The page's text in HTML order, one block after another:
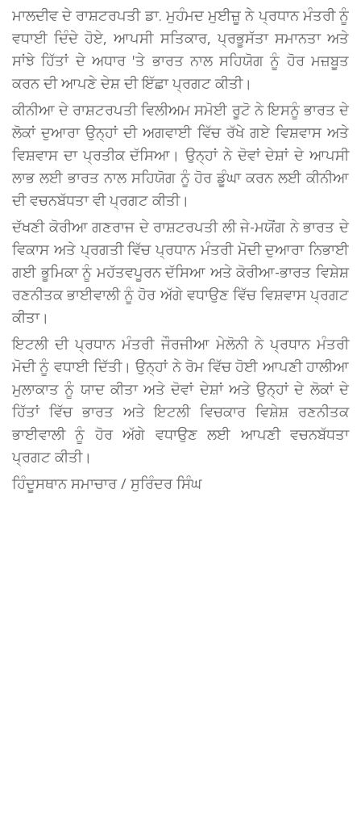
ਮਾਲਦੀਵ ਦੇ ਰਾਸ਼ਟਰਪਤੀ ਡਾ. ਮੁਹੰਮਦ ਮੁਈਜ਼ੂ ਨੇ ਪ੍ਰਧਾਨ ਮੰਤਰੀ ਨੂੰ
ਵਧਾਈ ਦਿੰਦੇ ਹੋਏ, ਆਪਸੀ ਸਤਿਕਾਰ, ਪ੍ਰਭੂਸੱਤਾ ਸਮਾਨਤਾ ਅਤੇ
ਸਾਂਝੇ ਹਿੱਤਾਂ ਦੇ ਅਧਾਰ 'ਤੇ ਭਾਰਤ ਨਾਲ ਸਹਿਯੋਗ ਨੂੰ ਹੋਰ ਮਜ਼ਬੂਤ
ਕਰਨ ਦੀ ਆਪਣੇ ਦੇਸ਼ ਦੀ ਇੱਛਾ ਪ੍ਰਗਟ ਕੀਤੀ।
ਕੀਨੀਆ ਦੇ ਰਾਸ਼ਟਰਪਤੀ ਵਿਲੀਅਮ ਸਮੋਈ ਰੂਟੋ ਨੇ ਇਸਨੂੰ ਭਾਰਤ ਦੇ
ਲੋਕਾਂ ਦੁਆਰਾ ਉਨ੍ਹਾਂ ਦੀ ਅਗਵਾਈ ਵਿੱਚ ਰੱਖੇ ਗਏ ਵਿਸ਼ਵਾਸ ਅਤੇ
ਵਿਸ਼ਵਾਸ ਦਾ ਪ੍ਰਤੀਕ ਦੱਸਿਆ। ਉਨ੍ਹਾਂ ਨੇ ਦੋਵਾਂ ਦੇਸ਼ਾਂ ਦੇ ਆਪਸੀ
ਲਾਭ ਲਈ ਭਾਰਤ ਨਾਲ ਸਹਿਯੋਗ ਨੂੰ ਹੋਰ ਡੂੰਘਾ ਕਰਨ ਲਈ ਕੀਨੀਆ
ਦੀ ਵਚਨਬੱਧਤਾ ਵੀ ਪ੍ਰਗਟ ਕੀਤੀ।
ਦੱਖਣੀ ਕੋਰੀਆ ਗਣਰਾਜ ਦੇ ਰਾਸ਼ਟਰਪਤੀ ਲੀ ਜੇ-ਮਯੋਂਗ ਨੇ ਭਾਰਤ ਦੇ
ਵਿਕਾਸ ਅਤੇ ਪ੍ਰਗਤੀ ਵਿੱਚ ਪ੍ਰਧਾਨ ਮੰਤਰੀ ਮੋਦੀ ਦੁਆਰਾ ਨਿਭਾਈ
ਗਈ ਭੂਮਿਕਾ ਨੂੰ ਮਹੱਤਵਪੂਰਨ ਦੱਸਿਆ ਅਤੇ ਕੋਰੀਆ-ਭਾਰਤ ਵਿਸ਼ੇਸ਼
ਰਣਨੀਤਕ ਭਾਈਵਾਲੀ ਨੂੰ ਹੋਰ ਅੱਗੇ ਵਧਾਉਣ ਵਿੱਚ ਵਿਸ਼ਵਾਸ ਪ੍ਰਗਟ
ਕੀਤਾ।
ਇਟਲੀ ਦੀ ਪ੍ਰਧਾਨ ਮੰਤਰੀ ਜੌਰਜੀਆ ਮੇਲੋਨੀ ਨੇ ਪ੍ਰਧਾਨ ਮੰਤਰੀ
ਮੋਦੀ ਨੂੰ ਵਧਾਈ ਦਿੱਤੀ। ਉਨ੍ਹਾਂ ਨੇ ਰੋਮ ਵਿੱਚ ਹੋਈ ਆਪਣੀ ਹਾਲੀਆ
ਮੁਲਾਕਾਤ ਨੂੰ ਯਾਦ ਕੀਤਾ ਅਤੇ ਦੋਵਾਂ ਦੇਸ਼ਾਂ ਅਤੇ ਉਨ੍ਹਾਂ ਦੇ ਲੋਕਾਂ ਦੇ
ਹਿੱਤਾਂ ਵਿੱਚ ਭਾਰਤ ਅਤੇ ਇਟਲੀ ਵਿਚਕਾਰ ਵਿਸ਼ੇਸ਼ ਰਣਨੀਤਕ
ਭਾਈਵਾਲੀ ਨੂੰ ਹੋਰ ਅੱਗੇ ਵਧਾਉਣ ਲਈ ਆਪਣੀ ਵਚਨਬੱਧਤਾ
ਪ੍ਰਗਟ ਕੀਤੀ।
ਹਿੰਦੂਸਥਾਨ ਸਮਾਚਾਰ / ਸੁਰਿੰਦਰ ਸਿੰਘ